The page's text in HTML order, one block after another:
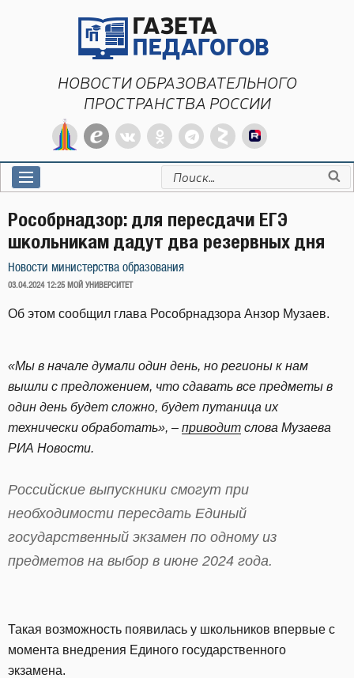
НОВОСТИ ОБРАЗОВАТЕЛЬНОГО
ПРОСТРАНСТВА РОССИИ
Искать:
Рособрнадзор: для пересдачи ЕГЭ
школьникам дадут два резервных дня
Новости министерства образования
ОПУБЛИКОВАНО
03.04.2024 12:25 МОЙ УНИВЕРСИТЕТ
Об этом сообщил глава Рособрнадзора Анзор Музаев.
«Мы в начале думали один день, но регионы к нам
вышли с предложением, что сдавать все предметы в
один день будет сложно, будет путаница их
технически обработать», – приводит слова Музаева
РИА Новости.
Российские выпускники смогут при
необходимости пересдать Единый
государственный экзамен по одному из
предметов на выбор в июне 2024 года.
Такая возможность появилась у школьников впервые с
момента внедрения Единого государственного
экзамена.